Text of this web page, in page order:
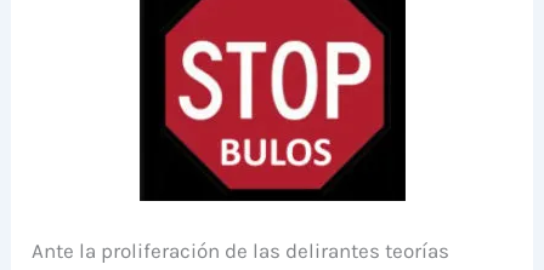
Ante la proliferación de las delirantes teorías